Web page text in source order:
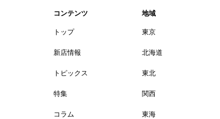
コンテンツ
トップ
新店情報
トピックス
特集
コラム
地域
東京
北海道
東北
関西
東海